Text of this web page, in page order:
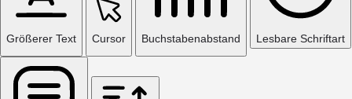
Größerer Text Cursor Buchstabenabstand Lesbare Schriftart